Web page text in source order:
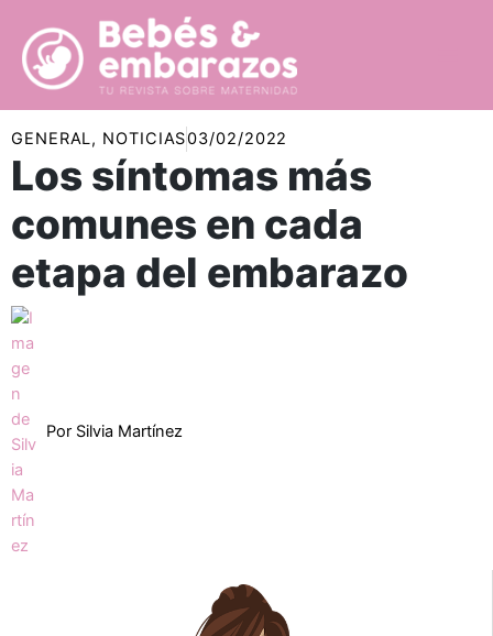
contenido
GENERAL, NOTICIAS03/02/2022
Los síntomas más
comunes en cada
etapa del embarazo
Por Silvia Martínez